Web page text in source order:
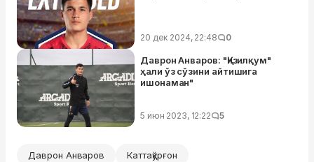
20 дек 2024, 22:48 0
Даврон Анваров: "Қизилқум"
ҳали ўз сўзини айтишига
ишонаман"
5 июн 2023, 12:22 5
Даврон Анваров Каттақўрғон